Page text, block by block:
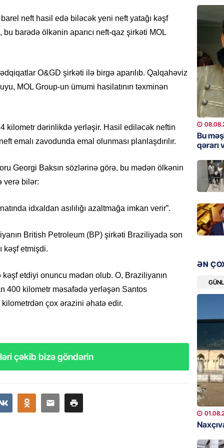
neft hasil edə biləcək yeni neft yatağı kəşf
bu barədə ölkənin aparıcı neft-qaz şirkəti MOL
O&GD şirkəti ilə birgə aparılıb. Qalqahəviz
MOL Group-un ümumi hasilatının təxminən
kilometr dərinlikdə yerləşir. Hasil ediləcək neftin
emalı zavodunda emal olunması planlaşdırılır.
Georgi Baksın sözlərinə görə, bu mədən ölkənin
verə bilər:
idxaldan asılılığı azaltmağa imkan verir”.
British Petroleum (BP) şirkəti Braziliyada son
kəşf etmişdi.
etdiyi onuncu mədən olub. O, Braziliyanın
400 kilometr məsafədə yerləşən Santos
çox ərazini əhatə edir.
çəkib bizə göndərin
MANŞET
Nikol
ZƏNG
ÖLKƏ
GÜNDƏM
qədər
ŞOU-
GÜNDƏM
18 il
MANŞET
17
olundu
BANNER
Bu
Bu
qərarı
ƏN